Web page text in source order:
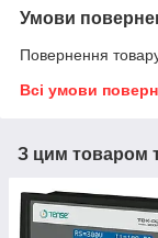
Умови
Повернення
Всі умови
З цим товаром